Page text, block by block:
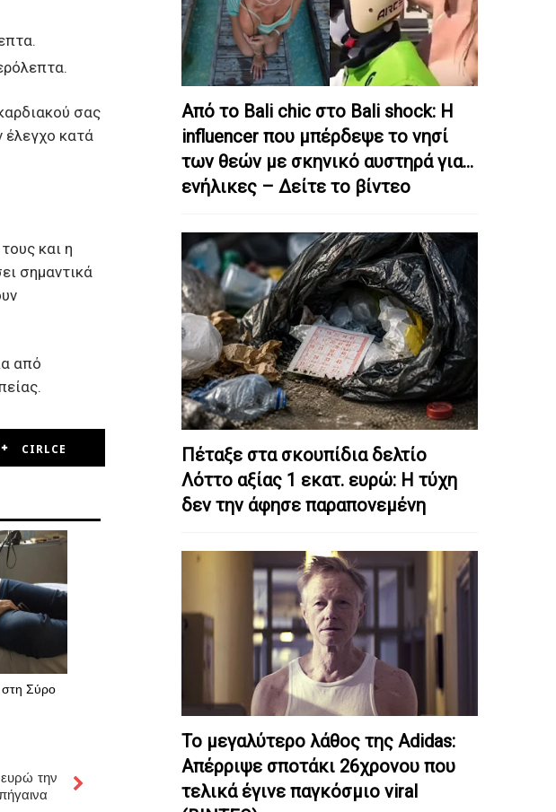
σας
έλεγχο κατά
και η
σημαντικά
από
CIRLCE
στη Σύρο
ευρώ την
Από το Bali chic στο Bali shock: Η
influencer που μπέρδεψε το νησί
των θεών με σκηνικό αυστηρά για…
ενήλικες – Δείτε το βίντεο
Πέταξε στα σκουπίδια δελτίο
Λόττο αξίας 1 εκατ. ευρώ: Η τύχη
δεν την άφησε παραπονεμένη
Το μεγαλύτερο λάθος της Adidas:
Απέρριψε σποτάκι 26χρονου που
τελικά έγινε παγκόσμιο viral